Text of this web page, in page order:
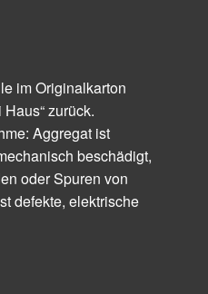
im Originalkarton
zurück.
Aggregat ist
beschädigt,
oder Spuren von
defekte, elektrische